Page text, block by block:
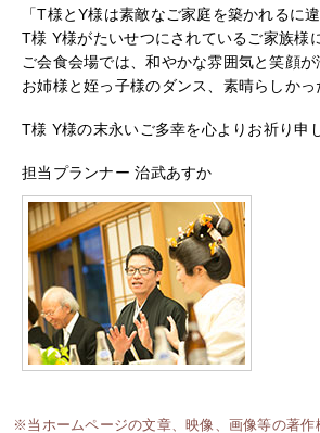
「T様とY様は素敵なご家庭を築かれるに
T様 Y様がたいせつにされているご家族様
ご会食会場では、和やかな雰囲気と笑顔が
お姉様と姪っ子様のダンス、素晴らしかっ
T様 Y様の末永いご多幸を心よりお祈り申
担当プランナー 治武あすか
※当ホームページの文章、映像、画像等の著作